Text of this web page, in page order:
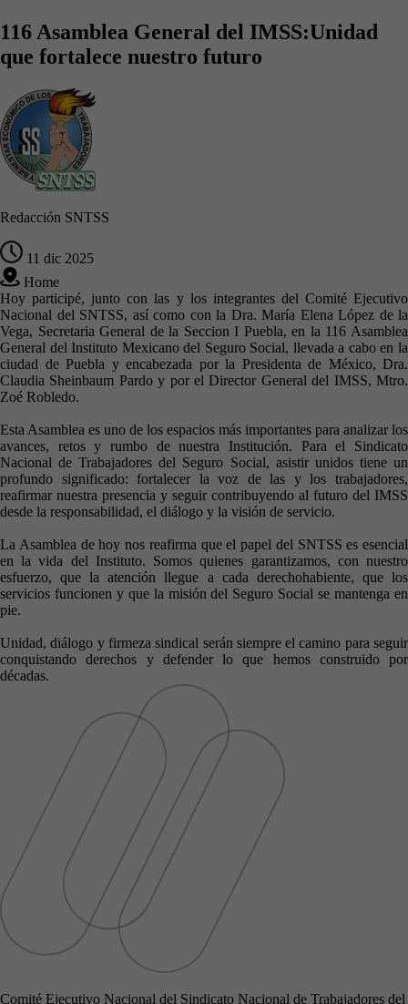
116 Asamblea General del IMSS:Unidad
que fortalece nuestro futuro
Redacción SNTSS
11 dic 2025
Home
Hoy participé, junto con las y los integrantes del Comité Ejecutivo
Nacional del SNTSS, así como con la Dra. María Elena López de la
Vega, Secretaria General de la Seccion I Puebla, en la 116 Asamblea
General del Instituto Mexicano del Seguro Social, llevada a cabo en la
ciudad de Puebla y encabezada por la Presidenta de México, Dra.
Claudia Sheinbaum Pardo y por el Director General del IMSS, Mtro.
Zoé Robledo.
Esta Asamblea es uno de los espacios más importantes para analizar los
avances, retos y rumbo de nuestra Institución. Para el Sindicato
Nacional de Trabajadores del Seguro Social, asistir unidos tiene un
profundo significado: fortalecer la voz de las y los trabajadores,
reafirmar nuestra presencia y seguir contribuyendo al futuro del IMSS
desde la responsabilidad, el diálogo y la visión de servicio.
La Asamblea de hoy nos reafirma que el papel del SNTSS es esencial
en la vida del Instituto. Somos quienes garantizamos, con nuestro
esfuerzo, que la atención llegue a cada derechohabiente, que los
servicios funcionen y que la misión del Seguro Social se mantenga en
pie.
Unidad, diálogo y firmeza sindical serán siempre el camino para seguir
conquistando derechos y defender lo que hemos construido por
décadas.
Comité Ejecutivo Nacional del Sindicato Nacional de Trabajadores del